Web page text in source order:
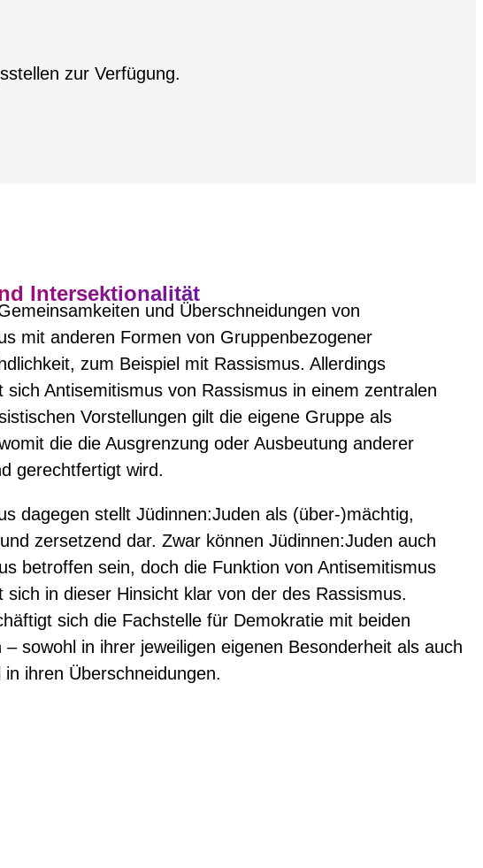
zur Verfügung.
Intersektionalität
und Überschneidungen von
mit anderen Formen von Gruppenbezogener
zum Beispiel mit Rassismus. Allerdings
sich Antisemitismus von Rassismus in einem zentralen
Vorstellungen gilt die eigene Gruppe als
die die Ausgrenzung oder Ausbeutung anderer
gerechtfertigt wird.
dagegen stellt Jüdinnen:Juden als (über-)mächtig,
zersetzend dar. Zwar können Jüdinnen:Juden auch
betroffen sein, doch die Funktion von Antisemitismus
sich in dieser Hinsicht klar von der des Rassismus.
sich die Fachstelle für Demokratie mit beiden
– sowohl in ihrer jeweiligen eigenen Besonderheit als auch
in ihren Überschneidungen.